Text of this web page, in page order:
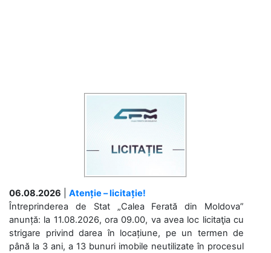
06.08.2026
Atenție – licitație!
Întreprinderea de Stat „Calea Ferată din Moldova”
anunță: la 11.08.2026, ora 09.00, va avea loc licitaţia cu
strigare privind darea în locațiune, pe un termen de
până la 3 ani, a 13 bunuri imobile neutilizate în procesul